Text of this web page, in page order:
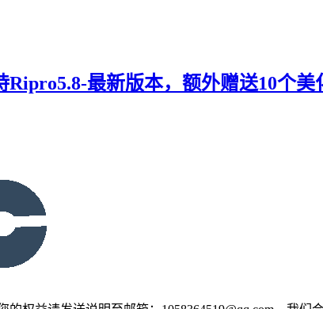
最新版本，额外赠送10个美